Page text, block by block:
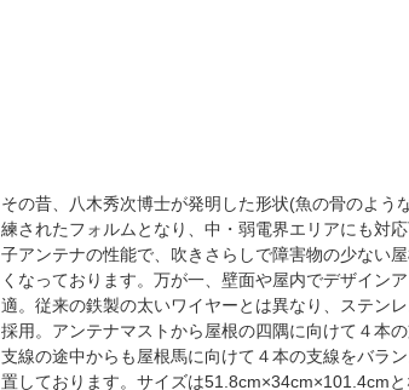
その昔、八木秀次博士が発明した形状(魚の骨のよう
練されたフォルムとなり、中・弱電界エリアにも対
子アンテナの性能で、吹きさらしで障害物の少ない
くなっております。万が一、壁面や屋内でデザイン
適。従来の鉄製の太いワイヤーとは異なり、ステン
採用。アンテナマストから屋根の四隅に向けて４本
支線の途中からも屋根馬に向けて４本の支線をバラ
置しております。サイズは51.8cm×34cm×101.4cm